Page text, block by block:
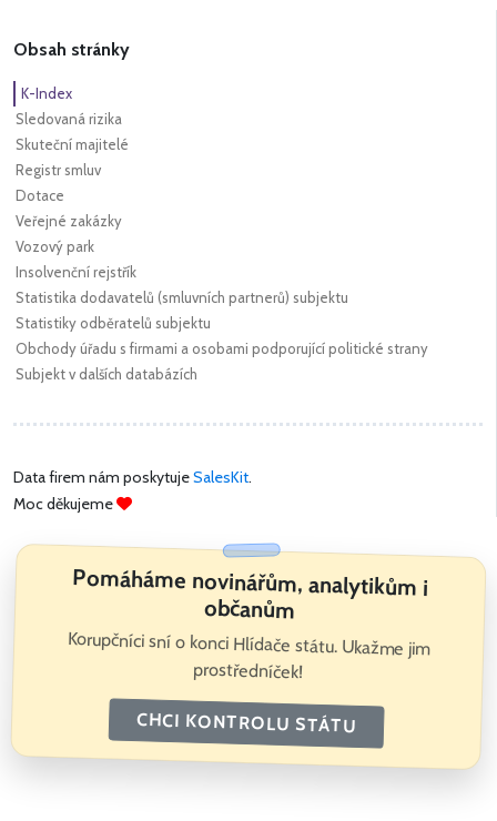
Obsah stránky
K-Index
Sledovaná rizika
Skuteční majitelé
Registr smluv
Dotace
Veřejné zakázky
Vozový park
Insolvenční rejstřík
Statistika dodavatelů (smluvních partnerů) subjektu
Statistiky odběratelů subjektu
Obchody úřadu s firmami a osobami podporující politické strany
Subjekt v dalších databázích
Data firem nám poskytujeSalesKit.
Moc děkujeme
Pomáháme novinářům, analytikům i
občanům
Korupčníci sní o konci Hlídače státu. Ukažme jim
prostředníček!
CHCI KONTROLU STÁTU